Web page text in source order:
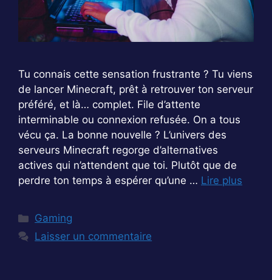
Tu connais cette sensation frustrante ? Tu viens
de lancer Minecraft, prêt à retrouver ton serveur
préféré, et là… complet. File d’attente
interminable ou connexion refusée. On a tous
vécu ça. La bonne nouvelle ? L’univers des
serveurs Minecraft regorge d’alternatives
actives qui n’attendent que toi. Plutôt que de
perdre ton temps à espérer qu’une … Lire plus
Catégories
Gaming
Laisser un commentaire